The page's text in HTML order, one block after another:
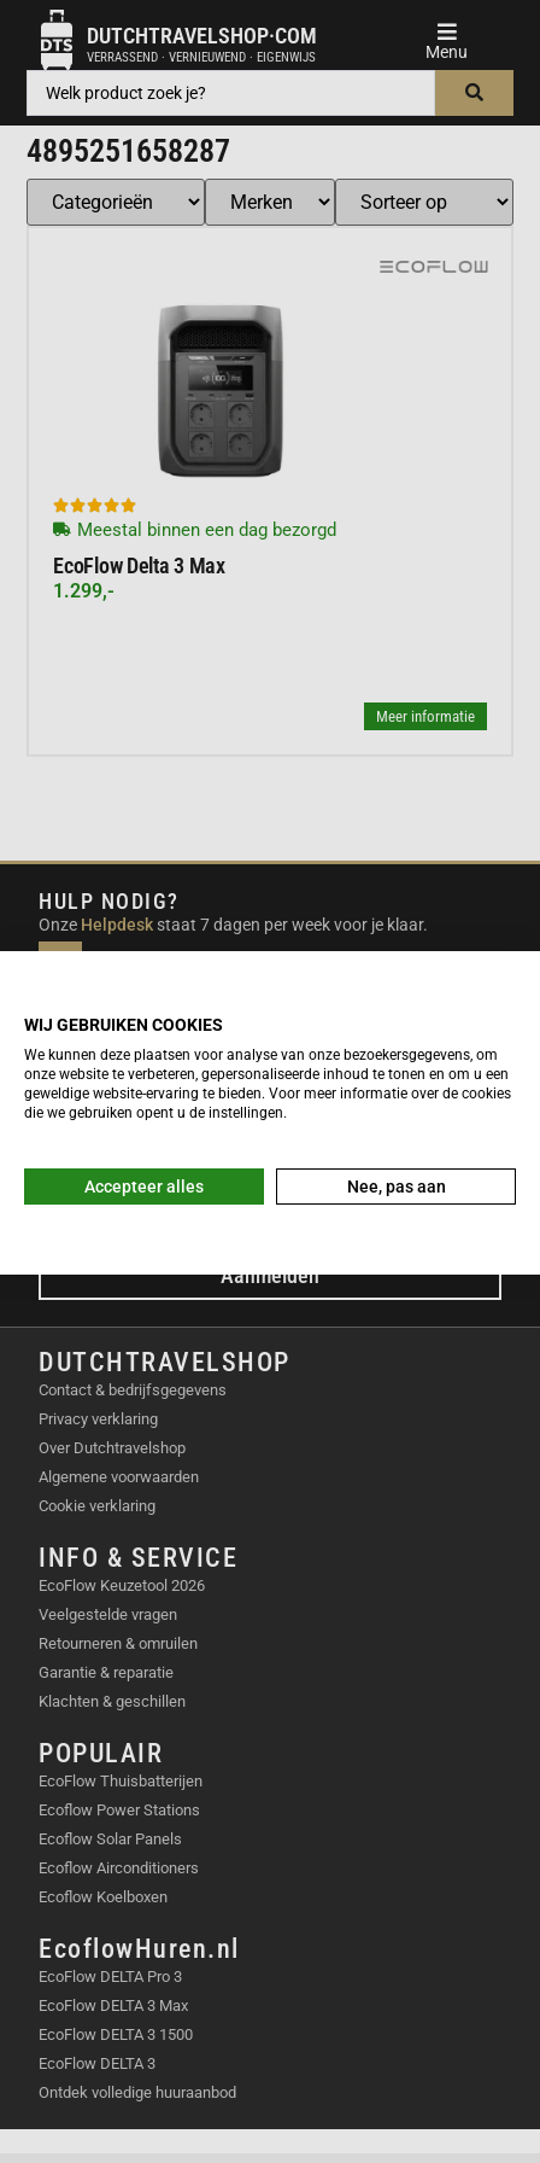
DUTCHTRAVELSHOP·COM
VERRASSEND · VERNIEUWEND · EIGENWIJS
4895251658287

Meestal binnen een dag bezorgd
EcoFlow Delta 3 Max
1.299,-
Meer informatie
HULP NODIG?
Onze Helpdesk staat 7 dagen per week voor je klaar.
beantwoorden.
NIEUWSBRIEF
Meld je nu gratis aan voor de DTS-Nieuwsbrief en ontvang het
E-mailadres
Aanmelden
DUTCHTRAVELSHOP
Contact & bedrijfsgegevens
Privacy verklaring
Over Dutchtravelshop
Algemene voorwaarden
Cookie verklaring
INFO & SERVICE
EcoFlow Keuzetool 2026
Veelgestelde vragen
Retourneren & omruilen
Garantie & reparatie
Klachten & geschillen
POPULAIR
EcoFlow Thuisbatterijen
Ecoflow Power Stations
Ecoflow Solar Panels
Ecoflow Airconditioners
Ecoflow Koelboxen
EcoflowHuren.nl
EcoFlow DELTA Pro 3
EcoFlow DELTA 3 Max
EcoFlow DELTA 3 1500
EcoFlow DELTA 3
Ontdek volledige huuraanbod
WIJ GEBRUIKEN COOKIES
We kunnen deze plaatsen voor analyse van onze bezoekersgegevens, om
onze website te verbeteren, gepersonaliseerde inhoud te tonen en om u een
geweldige website-ervaring te bieden. Voor meer informatie over de cookies
die we gebruiken opent u de instellingen.
Accepteer alles Nee, pas aan